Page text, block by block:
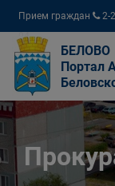
Прием граждан
2-
04
БЕЛОВО
Портал